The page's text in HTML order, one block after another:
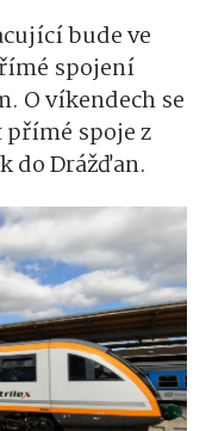
bude ve
spojení
O víkendech se
spoje z
do Drážďan.